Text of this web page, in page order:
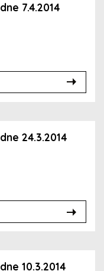
7.4.2014
24.3.2014
10.3.2014